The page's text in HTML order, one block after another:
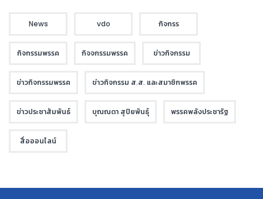
News vdo กิจกรร
กิจกรรมพรรค กิจจกรรมพรรค ข่าวกิจกรรม
ข่าวกิจกรรมพรรค ข่าวกิจกรรม ส.ส. และสมาชิกพรรค
ข่าวประชาสัมพันธ์ บุณณดา สุปิยพันธุ์ พรรคพลังประชารัฐ
สื่อออนไลน์